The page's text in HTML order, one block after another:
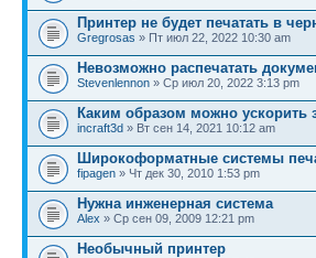
Принтер не будет печатать в
Gregrosas » Пт июл 22, 2022 10:30 am
Невозможно распечатать
Stevenlennon » Ср июл 20, 2022 3:13 pm
Каким образом можно ускорить
incraft3d » Вт сен 14, 2021 10:12 am
Широкоформатные системы
fipagen » Чт дек 30, 2010 1:53 pm
Нужна инженерная система
Alex » Ср сен 09, 2009 12:21 pm
Необычный принтер